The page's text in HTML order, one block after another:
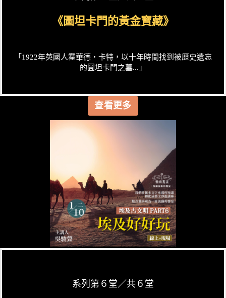
《圖坦卡門的黃金寶藏》
「1922年英國人霍華德・卡特，以十年時間找到被歷史遺忘
的圖坦卡門之墓...」
查看更多
系列第６堂／共６堂